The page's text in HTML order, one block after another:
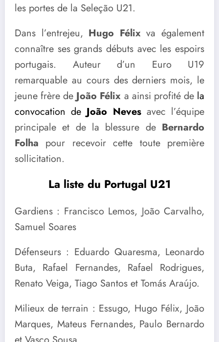
les portes de la Seleção U21.
Dans l’entrejeu, Hugo Félixva également
connaître ses grands débuts avec les espoirs
portugais. Auteur d’un Euro U19
remarquable au cours des derniers mois, le
jeune frère deJoão Félix a ainsi profité de la
convocation deJoão Nevesavec l’équipe
principale et de la blessure de Bernardo
Folha pour recevoir cette toute première
sollicitation.
La liste du Portugal U21
Gardiens : Francisco Lemos, João Carvalho,
Samuel Soares
Défenseurs : Eduardo Quaresma, Leonardo
Buta, Rafael Fernandes, Rafael Rodrigues,
Renato Veiga, Tiago Santos et Tomás Araújo.
Milieux de terrain : Essugo, Hugo Félix, João
Marques, Mateus Fernandes, Paulo Bernardo